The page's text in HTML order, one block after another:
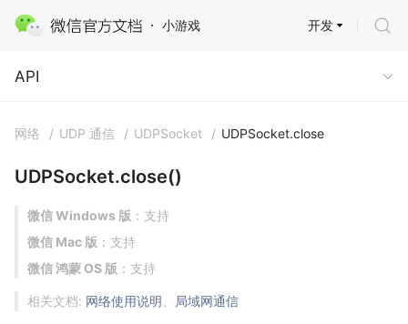
小游戏
API
开发
API
网络 / UDP 通信 / UDPSocket / UDPSocket.close
UDPSocket.close()
微信 Windows 版 ：支持
微信 Mac 版 ：支持
微信 鸿蒙 OS 版 ：支持
相关文档: 网络使用说明 局域网通信